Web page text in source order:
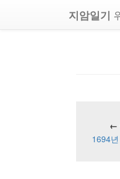
지암일기
←
1694